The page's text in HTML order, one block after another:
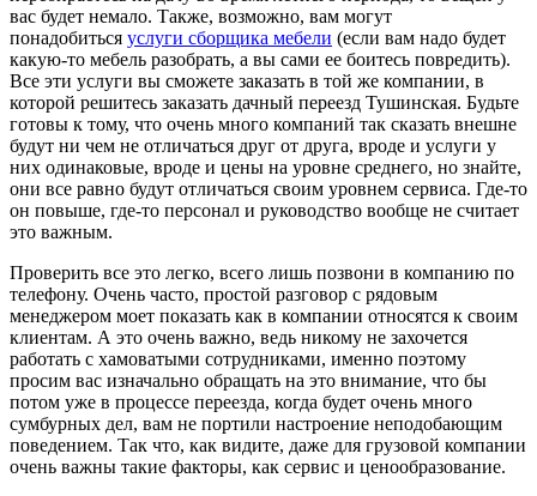
вас будет немало. Также, возможно, вам могут
понадобиться услуги сборщика мебели (если вам надо будет
какую-то мебель разобрать, а вы сами ее боитесь повредить).
Все эти услуги вы сможете заказать в той же компании, в
которой решитесь заказать дачный переезд Тушинская. Будьте
готовы к тому, что очень много компаний так сказать внешне
будут ни чем не отличаться друг от друга, вроде и услуги у
них одинаковые, вроде и цены на уровне среднего, но знайте,
они все равно будут отличаться своим уровнем сервиса. Где-то
он повыше, где-то персонал и руководство вообще не считает
это важным.
Проверить все это легко, всего лишь позвони в компанию по
телефону. Очень часто, простой разговор с рядовым
менеджером моет показать как в компании относятся к своим
клиентам. А это очень важно, ведь никому не захочется
работать с хамоватыми сотрудниками, именно поэтому
просим вас изначально обращать на это внимание, что бы
потом уже в процессе переезда, когда будет очень много
сумбурных дел, вам не портили настроение неподобающим
поведением. Так что, как видите, даже для грузовой компании
очень важны такие факторы, как сервис и ценообразование.